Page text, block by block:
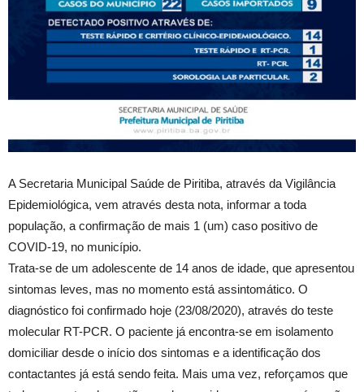
A Secretaria Municipal Saúde de Piritiba, através da Vigilância
Epidemiológica, vem através desta nota, informar a toda
população, a confirmação de mais 1 (um) caso positivo de
COVID-19, no município.
Trata-se de um adolescente de 14 anos de idade, que apresentou
sintomas leves, mas no momento está assintomático. O
diagnóstico foi confirmado hoje (23/08/2020), através do teste
molecular RT-PCR. O paciente já encontra-se em isolamento
domiciliar desde o início dos sintomas e a identificação dos
contactantes já está sendo feita. Mais uma vez, reforçamos que